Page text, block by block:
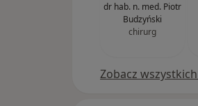
dr hab. n. med. Piotr
Budzyński
chirurg
Zobacz